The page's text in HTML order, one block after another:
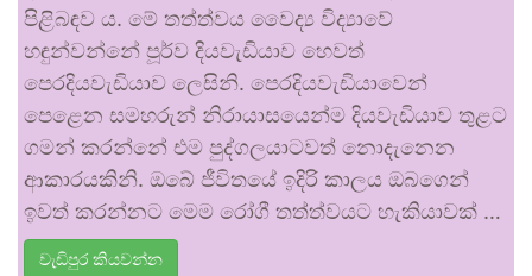
පිළිබඳව ය. මේ තත්ත්වය වෛද්‍ය විද්‍යාවේ
හඳුන්වන්නේ පූර්ව දියවැඩියාව හෙවත්
පෙරදියවැඩියාව ලෙසිනි. පෙරදියවැඩියාවෙන්
පෙළෙන සමහරුන් නිරායාසයෙන්ම දියවැඩියාව තුළට
ගමන් කරන්නේ එම පුද්ගලයාටවත් නොදැනෙන
ආකාරයකිනි. ඔබේ ජීවිතයේ ඉදිරි කාලය ඔබගෙන්
ඉවත් කරන්නට මෙම රෝගී තත්ත්වයට හැකියාවක් …
වැඩිපුර කියවන්න